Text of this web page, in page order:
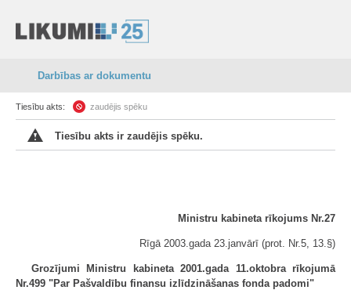
Darbības ar dokumentu
Tiesību akts: zaudējis spēku
Tiesību akts ir zaudējis spēku.
Ministru kabineta rīkojums Nr.27
Rīgā 2003.gada 23.janvārī (prot. Nr.5, 13.§)
Grozījumi Ministru kabineta 2001.gada 11.oktobra rīkojumā
Nr.499 "Par Pašvaldību finansu izlīdzināšanas fonda padomi"